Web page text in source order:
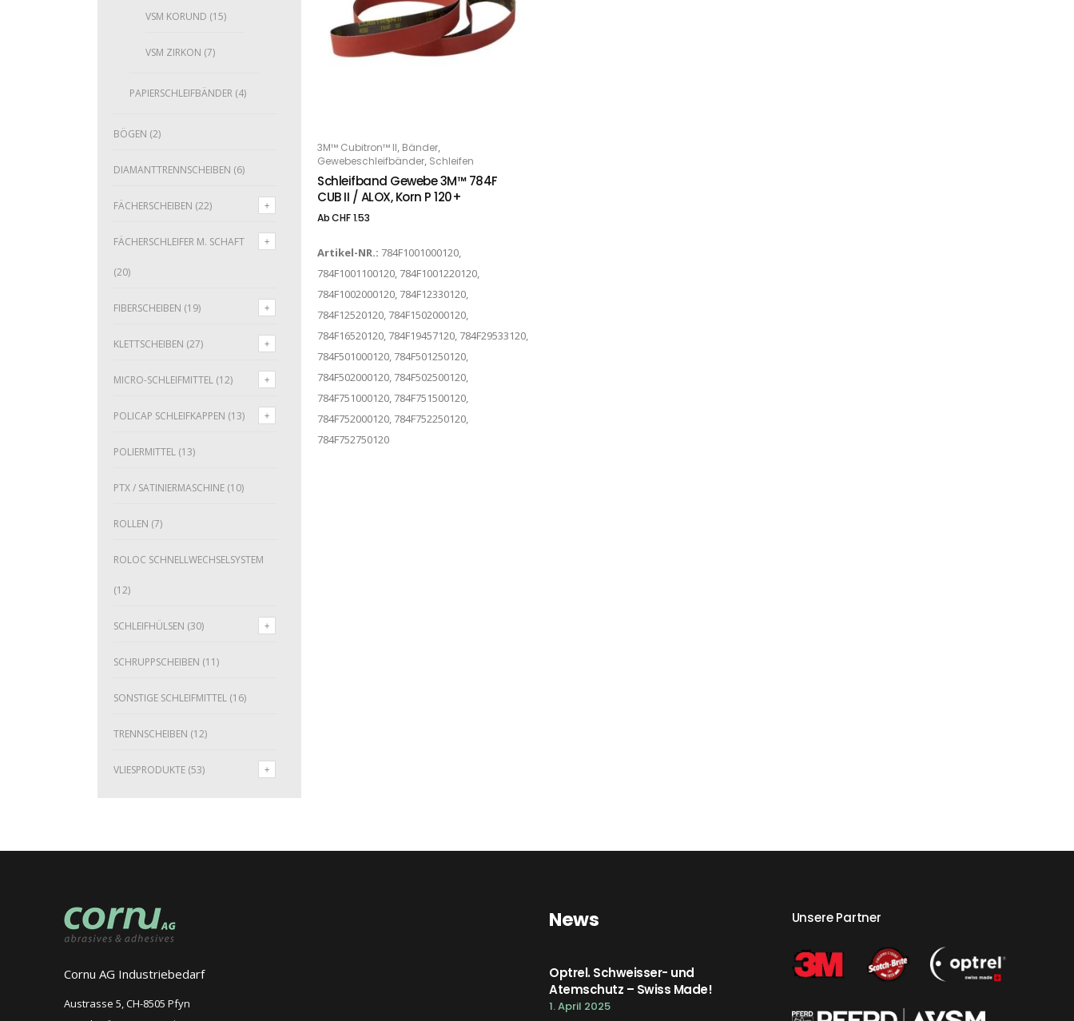
VSM KORUND (15)
VSM ZIRKON (7)
PAPIERSCHLEIFBÄNDER (4)
BÖGEN (2)
DIAMANTTRENNSCHEIBEN (6)
FÄCHERSCHEIBEN (22)
FÄCHERSCHLEIFER M. SCHAFT
(20)
FIBERSCHEIBEN (19)
KLETTSCHEIBEN (27)
MICRO-SCHLEIFMITTEL (12)
POLICAP SCHLEIFKAPPEN (13)
POLIERMITTEL (13)
PTX / SATINIERMASCHINE (10)
ROLLEN (7)
ROLOC SCHNELLWECHSELSYSTEM
(12)
SCHLEIFHÜLSEN (30)
SCHRUPPSCHEIBEN (11)
SONSTIGE SCHLEIFMITTEL (16)
TRENNSCHEIBEN (12)
VLIESPRODUKTE (53)
OPTIONS
3M™ Cubitron™ II, Bänder,
Gewebeschleifbänder, Schleifen
Schleifband Gewebe 3M™ 784F
CUB II / ALOX, Korn P 120+
AbCHF1.53
Artikel-NR.: 784F1001000120,
784F1001100120, 784F1001220120,
784F1002000120, 784F12330120,
784F12520120, 784F1502000120,
784F16520120, 784F19457120, 784F29533120,
784F501000120, 784F501250120,
784F502000120, 784F502500120,
784F751000120, 784F751500120,
784F752000120, 784F752250120,
784F752750120
Cornu AG Industriebedarf
Austrasse 5, CH-8505 Pfyn
News
Optrel. Schweisser- und
Atemschutz – Swiss Made!
1. April 2025
Unsere Partner